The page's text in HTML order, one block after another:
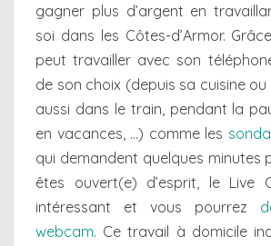
gagner plus d’argent en
soi dans les Côtes-d’Armor.
peut travailler avec son
de son choix (depuis sa cuisine
aussi dans le train, pendant la
en vacances, …) comme les
qui demandent quelques minutes
êtes ouvert(e) d’esprit, le Live
intéressant et vous pourrez
webcam. Ce travail à domicile